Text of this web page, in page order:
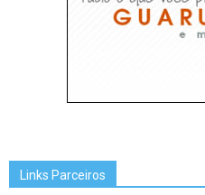
Links Parceiros